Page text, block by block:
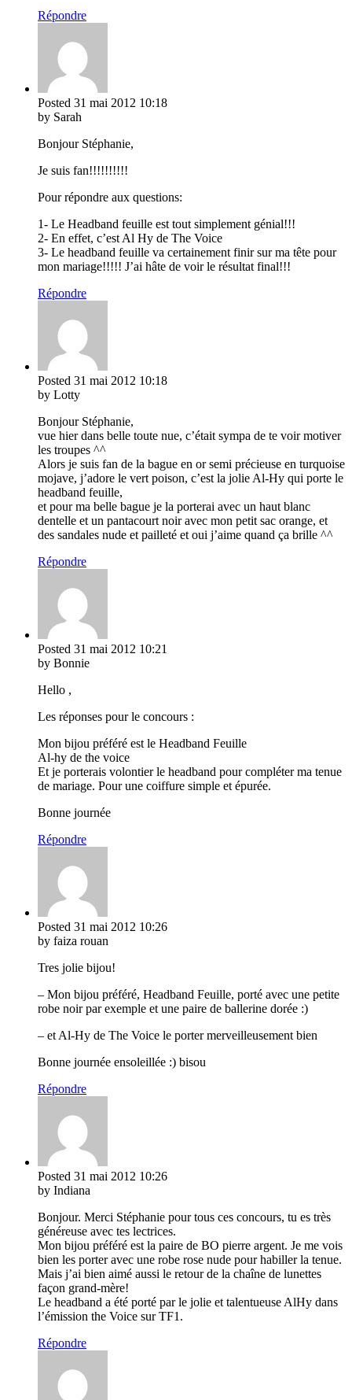
Répondre
Posted 31 mai 2012 10:18
by Sarah
Bonjour Stéphanie,
Je suis fan!!!!!!!!!!
Pour répondre aux questions:
1- Le Headband feuille est tout simplement génial!!!
2- En effet, c’est Al Hy de The Voice
3- Le headband feuille va certainement finir sur ma tête pour
mon mariage!!!!! J’ai hâte de voir le résultat final!!!
Répondre
Posted 31 mai 2012 10:18
by Lotty
Bonjour Stéphanie,
vue hier dans belle toute nue, c’était sympa de te voir motiver
les troupes ^^
Alors je suis fan de la bague en or semi précieuse en turquoise
mojave, j’adore le vert poison, c’est la jolie Al-Hy qui porte le
headband feuille,
et pour ma belle bague je la porterai avec un haut blanc
dentelle et un pantacourt noir avec mon petit sac orange, et
des sandales nude et pailleté et oui j’aime quand ça brille ^^
Répondre
Posted 31 mai 2012 10:21
by Bonnie
Hello ,
Les réponses pour le concours :
Mon bijou préféré est le Headband Feuille
Al-hy de the voice
Et je porterais volontier le headband pour compléter ma tenue
de mariage. Pour une coiffure simple et épurée.
Bonne journée
Répondre
Posted 31 mai 2012 10:26
by faiza rouan
Tres jolie bijou!
– Mon bijou préféré, Headband Feuille, porté avec une petite
robe noir par exemple et une paire de ballerine dorée :)
– et Al-Hy de The Voice le porter merveilleusement bien
Bonne journée ensoleillée :) bisou
Répondre
Posted 31 mai 2012 10:26
by Indiana
Bonjour. Merci Stéphanie pour tous ces concours, tu es très
généreuse avec tes lectrices.
Mon bijou préféré est la paire de BO pierre argent. Je me vois
bien les porter avec une robe rose nude pour habiller la tenue.
Mais j’ai bien aimé aussi le retour de la chaîne de lunettes
façon grand-mère!
Le headband a été porté par le jolie et talentueuse AlHy dans
l’émission the Voice sur TF1.
Répondre